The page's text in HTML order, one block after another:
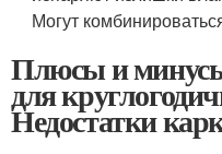
Могут
Плюсы и
для
Недостатки